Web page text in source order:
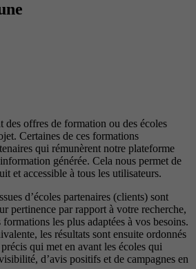
des offres de formation ou des écoles
Certaines de ces formations
qui rémunèrent notre plateforme
générée. Cela nous permet de
et accessible à tous les utilisateurs.
d’écoles partenaires (clients) sont
pertinence par rapport à votre recherche,
les plus adaptées à vos besoins.
les résultats sont ensuite ordonnés
qui met en avant les écoles qui
d’avis positifs et de campagnes en